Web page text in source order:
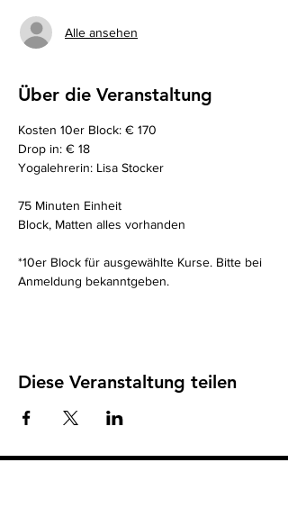
Alle ansehen
Über die Veranstaltung
Kosten 10er Block: € 170
Drop in: € 18
Yogalehrerin: Lisa Stocker
75 Minuten Einheit
Block, Matten alles vorhanden
*10er Block für ausgewählte Kurse. Bitte bei
Anmeldung bekanntgeben.
Diese Veranstaltung teilen